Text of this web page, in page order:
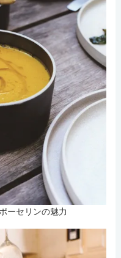
ーセリンの魅力